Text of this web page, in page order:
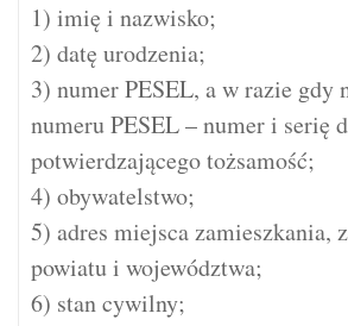
1) imię i nazwisko;
2) datę urodzenia;
3) numer PESEL, a w razie gdy
numeru PESEL – numer i serię
potwierdzającego tożsamość;
4) obywatelstwo;
5) adres miejsca zamieszkania,
powiatu i województwa;
6) stan cywilny;